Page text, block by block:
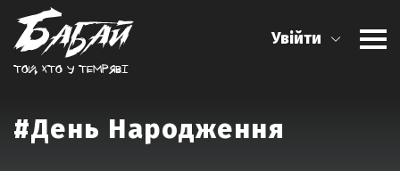
Той, хто у темрявi
Увійти
#День Народження